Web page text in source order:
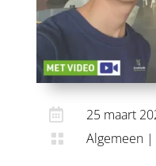
 25 maart
 Algemeen |